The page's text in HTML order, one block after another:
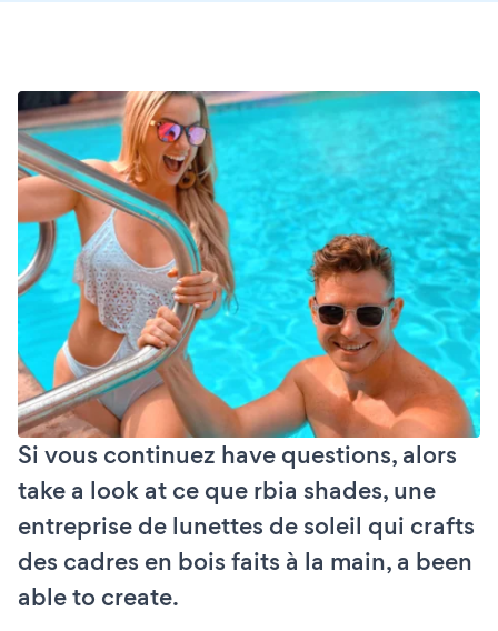
Si vous continuez have questions, alors
take a look at ce que rbia shades, une
entreprise de lunettes de soleil qui crafts
des cadres en bois faits à la main, a been
able to create.